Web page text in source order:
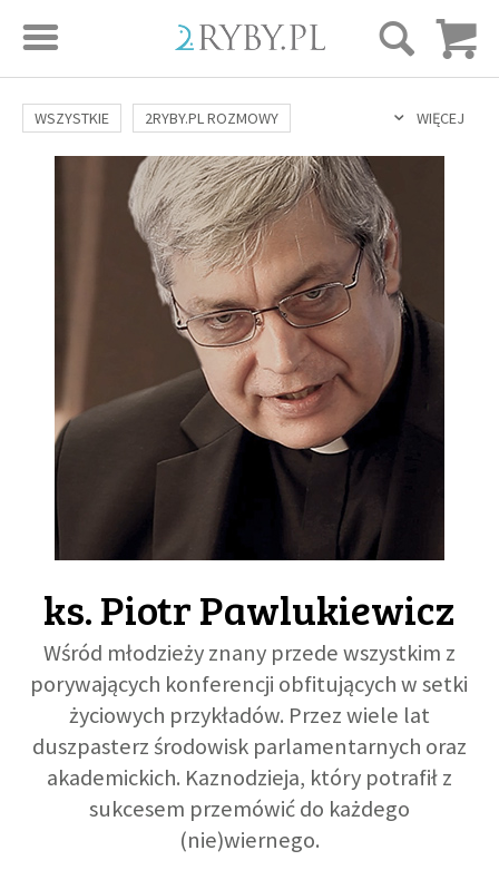
STRONA GŁÓWNA
SERIE FILMÓW
AUTORZY
BLOG
SKLEP
KSIĄŻKI
AUDIOBOOKI
GALERIA
DRUŻYNA
WESPRZYJ NAS
PARTNERZY
NEWSLETTER
WIĘCEJ
WSZYSTKIE 2RYBY.PL ROZMOWY
SAME DOBRE WIADOMOŚCI ONA I ON ROZWÓJ
SZTUKA ŻYCIA MIŁOŚĆ DUCHOWOŚĆ
BUDOWANIE WIĘZI RODZINA NAUKA BIBLIA
MĘŻCZYZNA RELIGIE FILOZOFIA
ŚWIĘCI SEKS IN VITRO ADOPCJA
ks. Piotr Pawlukiewicz
Wśród młodzieży znany przede wszystkim z
porywających konferencji obfitujących w setki
życiowych przykładów. Przez wiele lat
duszpasterz środowisk parlamentarnych oraz
akademickich. Kaznodzieja, który potrafił z
sukcesem przemówić do każdego
(nie)wiernego.